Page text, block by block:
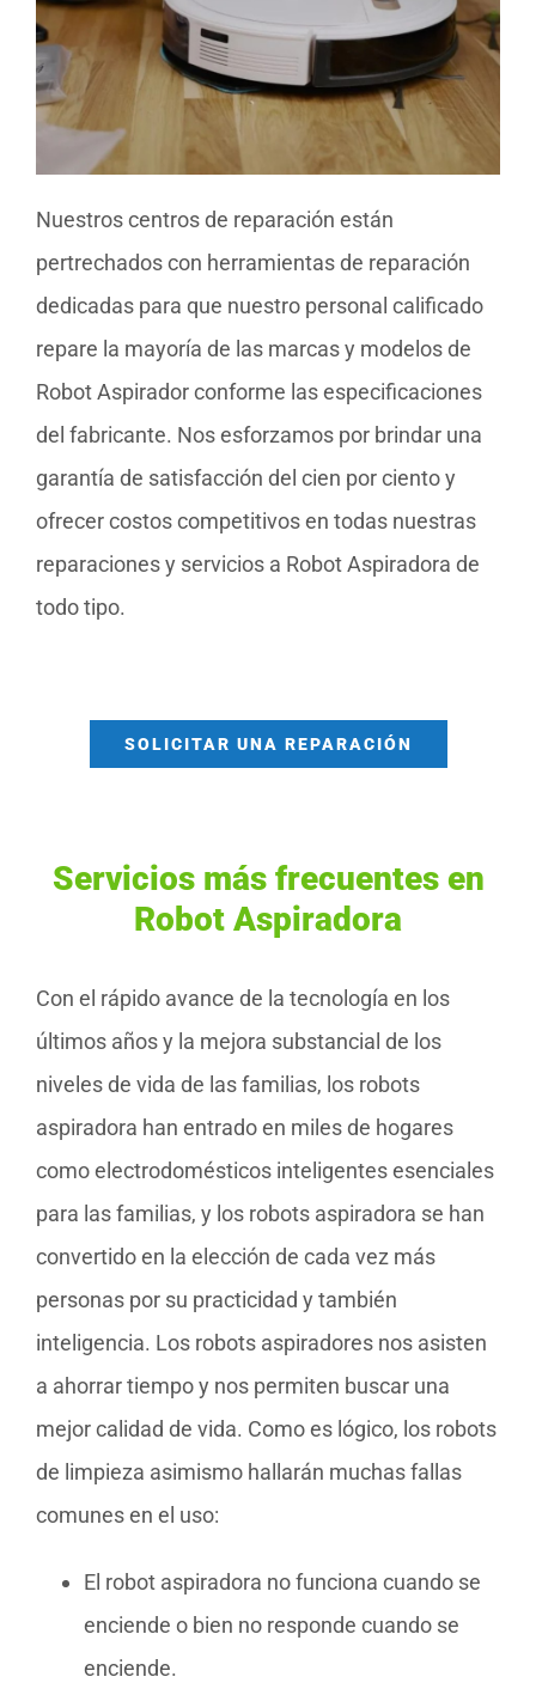
Nuestros centros de reparación están
pertrechados con herramientas de reparación
dedicadas para que nuestro personal calificado
repare la mayoría de las marcas y modelos de
Robot Aspirador conforme las especificaciones
del fabricante. Nos esforzamos por brindar una
garantía de satisfacción del cien por ciento y
ofrecer costos competitivos en todas nuestras
reparaciones y servicios a Robot Aspiradora de
todo tipo.
SOLICITAR UNA REPARACIÓN
Servicios más frecuentes en
Robot Aspiradora
Con el rápido avance de la tecnología en los
últimos años y la mejora substancial de los
niveles de vida de las familias, los robots
aspiradora han entrado en miles de hogares
como electrodomésticos inteligentes esenciales
para las familias, y los robots aspiradora se han
convertido en la elección de cada vez más
personas por su practicidad y también
inteligencia. Los robots aspiradores nos asisten
a ahorrar tiempo y nos permiten buscar una
mejor calidad de vida. Como es lógico, los robots
de limpieza asimismo hallarán muchas fallas
comunes en el uso:
El robot aspiradora no funciona cuando se
enciende o bien no responde cuando se
enciende.